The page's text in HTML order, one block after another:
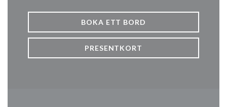
BOKA ETT BORD
PRESENTKORT